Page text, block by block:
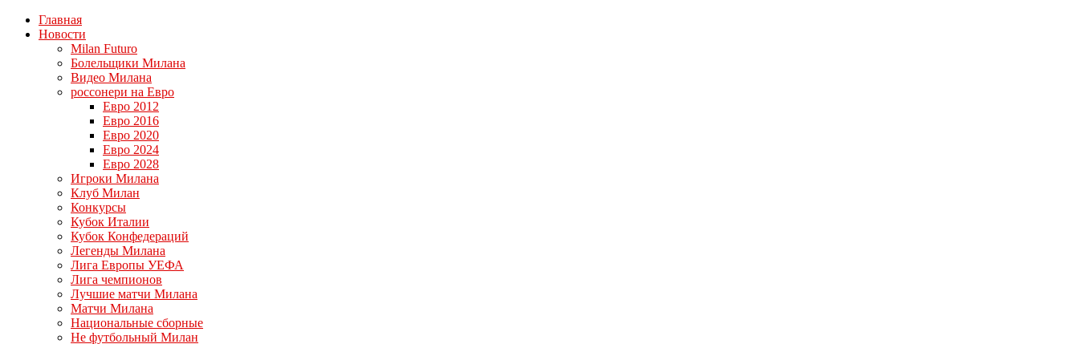
Главная
Новости
Milan Futuro
Болельщики Милана
Видео Милана
россонери на Евро
Евро 2012
Евро 2016
Евро 2020
Евро 2024
Евро 2028
Игроки Милана
Клуб Милан
Конкурсы
Кубок Италии
Кубок Конфедераций
Легенды Милана
Лига Европы УЕФА
Лига чемпионов
Лучшие матчи Милана
Матчи Милана
Национальные сборные
Не футбольный Милан